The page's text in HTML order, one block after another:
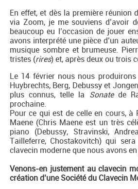
En effet, et dès la première réunion
via Zoom, je me souviens d’avoir
beaucoup eu l’occasion de jouer
avons interprété une pièce d’un
musique sombre et brumeuse.
tristes (rires) et, après deux ou trois
Le 14 février nous nous
Huybrechts, Berg, Debussy et
plus connus, telle la Sonatede
prochaine.
Pour ce qui est de celle en cours, à
Maene (Chris Maene est un très
piano (Debussy, Stravinski,
Tailleferre, Chostakovitch) qui
clavecin moderne que nous avons
Venons-en justement au clavecin
création d’une Société du Clavecin